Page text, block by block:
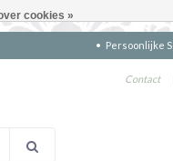
Persoonlijke
Contact
cookies »